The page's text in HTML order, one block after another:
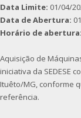
Data Limite: 01/04/
Data de Abertura:
Horário de abertura:
Aquisição de
iniciativa da SEDESE
Ituêto/MG, conforme
referência.